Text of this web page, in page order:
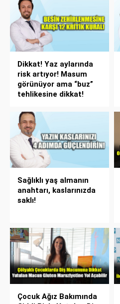
Dikkat! Yaz aylarında
risk artıyor! Masum
görünüyor ama “buz”
tehlikesine dikkat!
Sağlıklı yaş almanın
anahtarı, kaslarınızda
saklı!
Çocuk Ağız Bakımında